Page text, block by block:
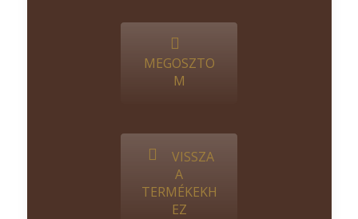
MEGOSZTO
M
VISSZA
A
TERMÉKEKH
EZ